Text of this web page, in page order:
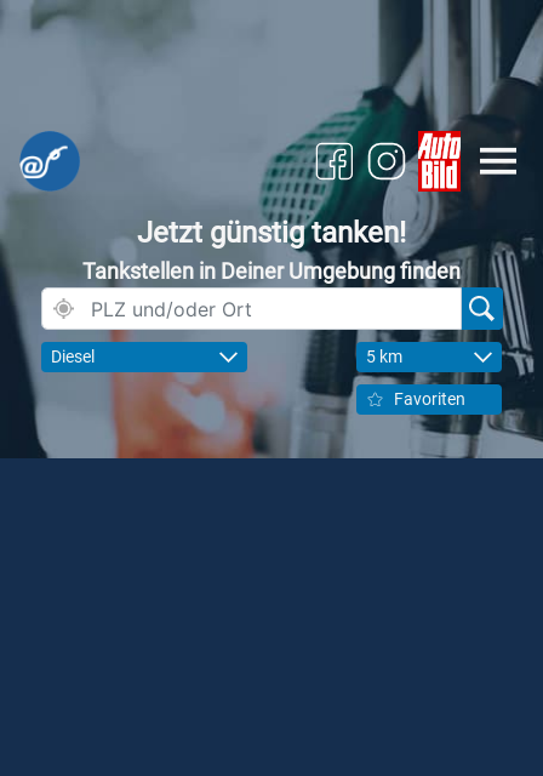
Jetzt günstig tanken!
Tankstellen in Deiner Umgebung finden
Diesel 5 km
Favoriten